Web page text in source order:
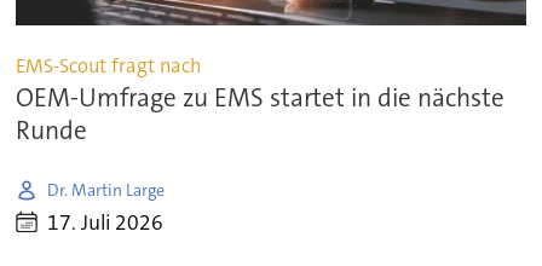
EMS-Scout fragt nach
OEM-Umfrage zu EMS startet in die nächste
Runde
Dr. Martin Large
17. Juli 2026